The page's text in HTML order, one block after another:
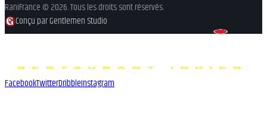
RaniFrance © 2026. Tous les droits sont réservés.
Conçu par Gentlemen Studio
FacebookTwitterDribbleInstagram